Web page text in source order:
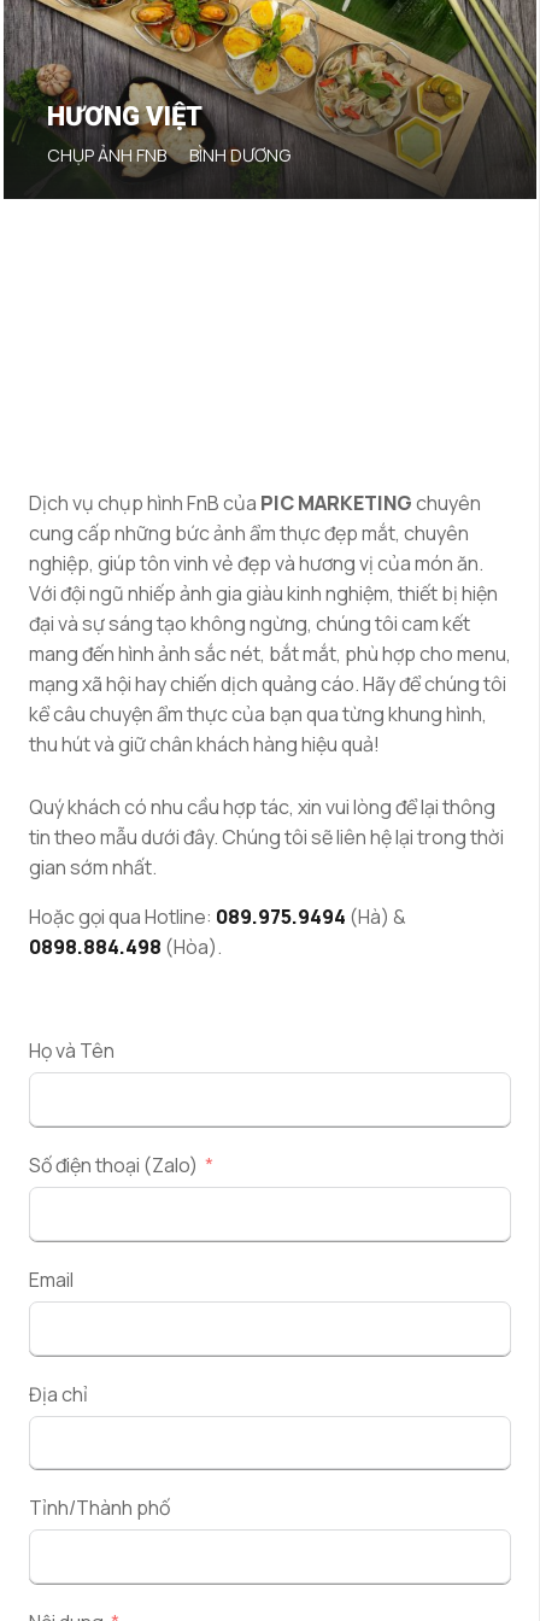
HƯƠNG VIỆT
CHỤP ẢNH FNB BÌNH DƯƠNG
Dịch vụ chụp hình FnB của PIC MARKETINGchuyên
cung cấp những bức ảnh ẩm thực đẹp mắt, chuyên
nghiệp, giúp tôn vinh vẻ đẹp và hương vị của món ăn.
Với đội ngũ nhiếp ảnh gia giàu kinh nghiệm, thiết bị hiện
đại và sự sáng tạo không ngừng, chúng tôi cam kết
mang đến hình ảnh sắc nét, bắt mắt, phù hợp cho menu,
mạng xã hội hay chiến dịch quảng cáo. Hãy để chúng tôi
kể câu chuyện ẩm thực của bạn qua từng khung hình,
thu hút và giữ chân khách hàng hiệu quả!
Quý khách có nhu cầu hợp tác, xin vui lòng để lại thông
tin theo mẫu dưới đây. Chúng tôi sẽ liên hệ lại trong thời
gian sớm nhất.
Hoặc gọi qua Hotline: 089.975.9494 (Hà) &
0898.884.498 (Hòa).
Họ và Tên
Số điện thoại (Zalo)
Email
Địa chỉ
Tỉnh/Thành phố